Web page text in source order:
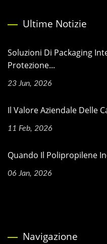
Ultime Notizie
Soluzioni Di Packaging
Protezione...
23 Jun, 2026
Il Valore Aziendale Delle
11 Feb, 2026
Quando Il Polipropilene
06 Jan, 2026
Navigazione